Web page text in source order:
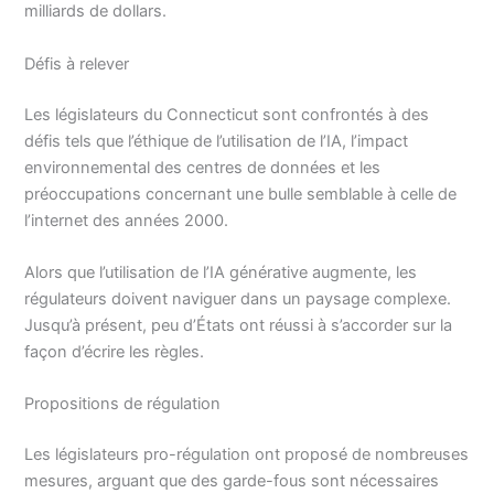
milliards de dollars.
Défis à relever
Les législateurs du Connecticut sont confrontés à des
défis tels que l’éthique de l’utilisation de l’IA, l’impact
environnemental des centres de données et les
préoccupations concernant une bulle semblable à celle de
l’internet des années 2000.
Alors que l’utilisation de l’IA générative augmente, les
régulateurs doivent naviguer dans un paysage complexe.
Jusqu’à présent, peu d’États ont réussi à s’accorder sur la
façon d’écrire les règles.
Propositions de régulation
Les législateurs pro-régulation ont proposé de nombreuses
mesures, arguant que des garde-fous sont nécessaires